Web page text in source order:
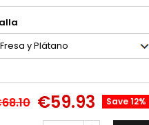
€59.93 Save 12%